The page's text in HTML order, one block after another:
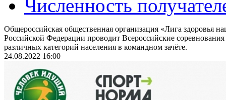
Численность
Общероссийская общественная организация «Лига здоровья
Российской Федерации проводит Всероссийские
различных категорий населения в командном зачёте.
24.08.2022 16:00